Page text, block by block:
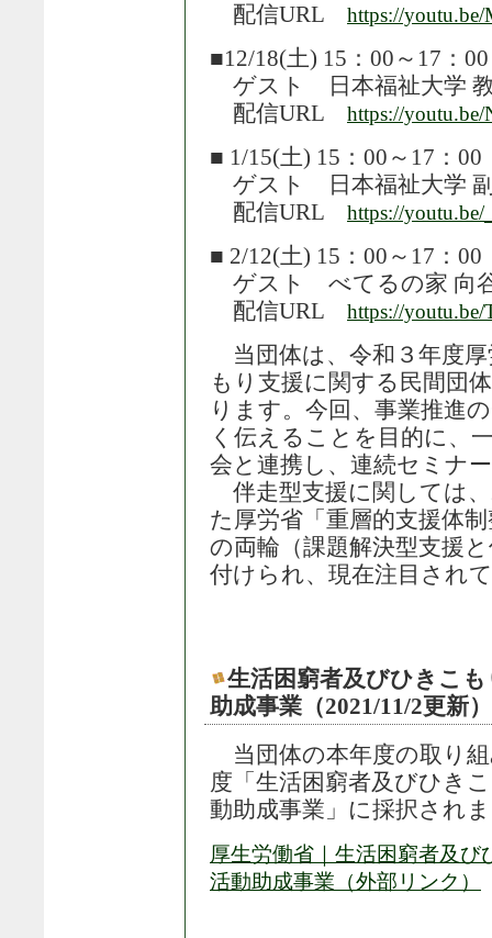
配信URL https://
■12/18(土) 15：00～17：00
ゲスト 日本福祉大学 教
配信URL https://
■ 1/15(土) 15：00～17：00
ゲスト 日本福祉大学 副
配信URL https://
■ 2/12(土) 15：00～17：00
ゲスト べてるの家 向
配信URL https://
当団体は、令和３年度
もり支援に関する民間団
ります。今回、事業推進
く伝えることを目的に、
会と連携し、連続セミナ
伴走型支援に関しては
た厚労省「重層的支援体
の両輪（課題解決型支援
付けられ、現在注目され
生活困窮者及びひきこ
助成事業（2021/11/2更新）
当団体の本年度の取り
度「生活困窮者及びひき
動助成事業」に採択され
厚生労働省｜生活困窮者及
活動助成事業（外部リンク）